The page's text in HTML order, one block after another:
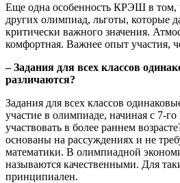
Еще одна особенность КРЭШ в том,
других олимпиад, льготы, которые
критически важного значения.
комфортная. Важнее опыт участия,
– Задания для всех классов
различаются?
Задания для всех классов
участие в олимпиаде, начиная с 7-
участвовать в более раннем
основаны на рассуждениях и не
математики. В олимпиадной
называются качественными. Для
принципиален.